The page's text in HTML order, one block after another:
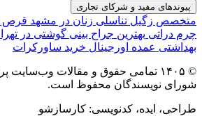
پیوندهای مفید و شرکای تجاری
متخصص زگیل تناسلی زنان در مشهد قرص
چرم دراتی بهترین جراح بینی گوشتی در
بهداشتی عمده اورجینال خرید ساورکرات
© ۱۴۰۵ تمامی حقوق و مقالات
شورای نویسندگان محفوظ است.
طراحی، ایده، کدنویسی: کارسازشو